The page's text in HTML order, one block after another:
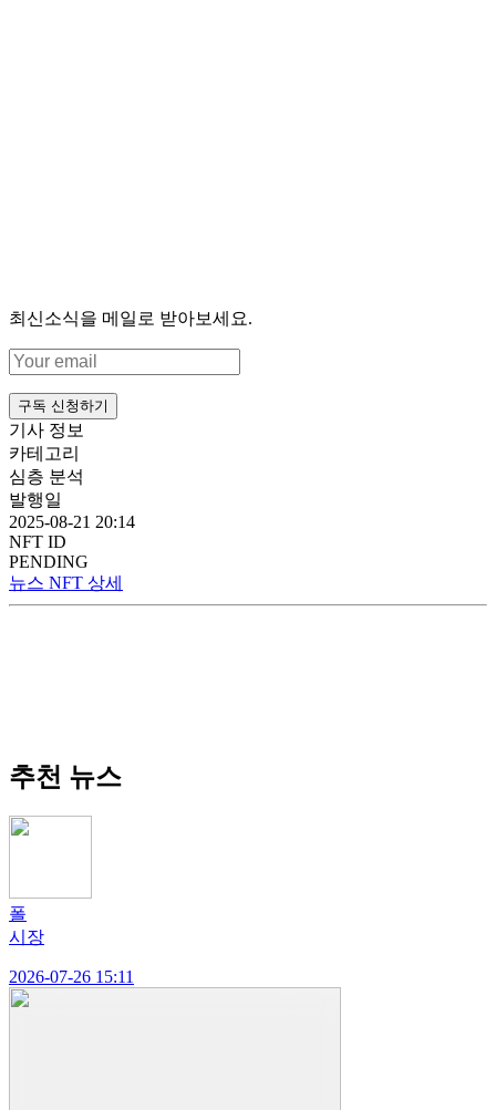
최신소식을 메일로 받아보세요.
구독 신청하기
기사 정보
카테고리
심층 분석
발행일
2025-08-21 20:14
NFT ID
PENDING
뉴스 NFT 상세
추천 뉴스
폴
시장
2026-07-26 15:11